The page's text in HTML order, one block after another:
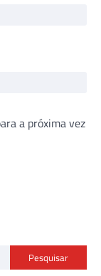
a próxima vez
Pesquisar